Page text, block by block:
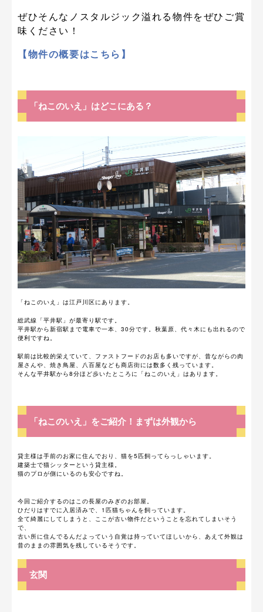
ぜひそんなノスタルジック溢れる物件をぜひご賞
味ください！
【物件の概要はこちら】
「ねこのいえ」はどこにある？
「ねこのいえ」は江戸川区にあります。
総武線「平井駅」が最寄り駅です。
平井駅から新宿駅まで電車で一本、30分です。秋葉原、代々木にも出れるので
便利ですね。
駅前は比較的栄えていて、ファストフードのお店も多いですが、昔ながらの肉
屋さんや、焼き鳥屋、八百屋なども商店街には数多く残っています。
そんな平井駅から8分ほど歩いたところに「ねこのいえ」はあります。
「ねこのいえ」をご紹介！まずは外観から
貸主様は手前のお家に住んでおり、猫を5匹飼ってらっしゃいます。
建築士で猫シッターという貸主様。
猫のプロが側にいるのも安心ですね。
今回ご紹介するのはこの長屋のみぎのお部屋。
ひだりはすでに入居済みで、1匹猫ちゃんを飼っています。
全て綺麗にしてしまうと、ここが古い物件だということを忘れてしまいそう
で、
古い所に住んでるんだよっていう自覚は持っていてほしいから、あえて外観は
昔のままの雰囲気を残しているそうです。
玄関